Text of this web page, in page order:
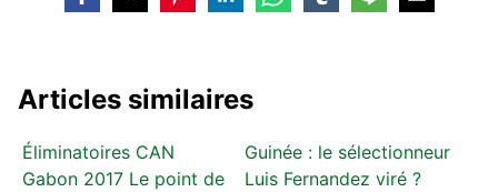
Articles similaires
Éliminatoires CAN
Gabon 2017 Le point de
Guinée : le sélectionneur
Luis Fernandez viré ?